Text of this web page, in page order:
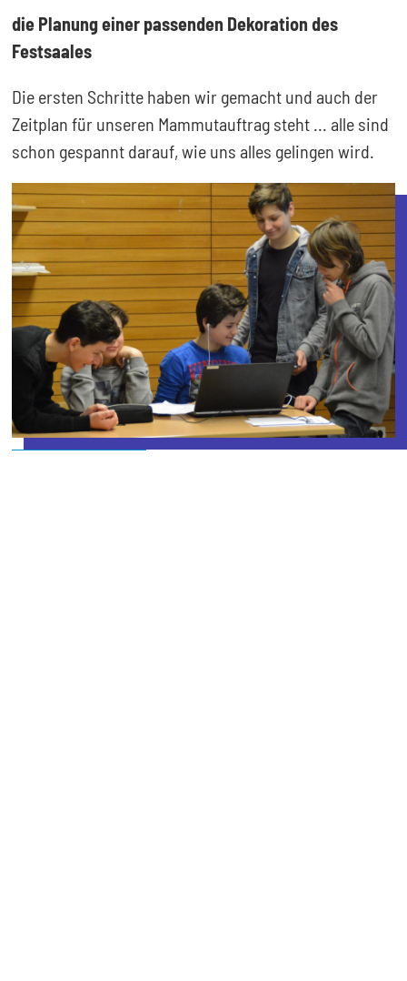
die Planung einer passenden Dekoration des
Festsaales
Die ersten Schritte haben wir gemacht und auch der
Zeitplan für unseren Mammutauftrag steht ... alle sind
schon gespannt darauf, wie uns alles gelingen wird.